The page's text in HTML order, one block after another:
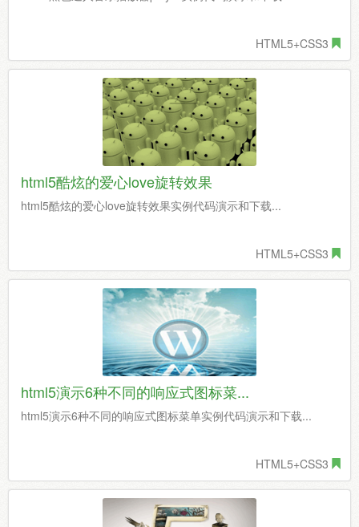
HTML5+CSS3
html5酷炫的爱心love旋转效果
html5酷炫的爱心love旋转效果实例代码演示和下载...
HTML5+CSS3
html5演示6种不同的响应式图标菜...
html5演示6种不同的响应式图标菜单实例代码演示和下载...
HTML5+CSS3